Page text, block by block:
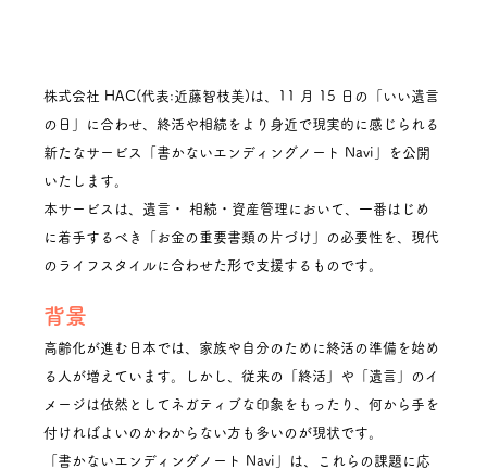
株式会社 HAC(代表:近藤智枝美)は、11 月 15 日の「いい遺言
の日」に合わせ、終活や相続をより身近で現実的に感じられる
新たなサービス「書かないエンディングノート Navi」を公開
いたします。
本サービスは、遺言・ 相続・資産管理において、一番はじめ
に着手するべき「お金の重要書類の片づけ」の必要性を、現代
のライフスタイルに合わせた形で支援するものです。
背景
高齢化が進む日本では、家族や自分のために終活の準備を始め
る人が増えています。しかし、従来の「終活」や「遺言」のイ
メージは依然としてネガティブな印象をもったり、何から手を
付ければよいのかわからない方も多いのが現状です。
「書かないエンディングノート Navi」は、これらの課題に応